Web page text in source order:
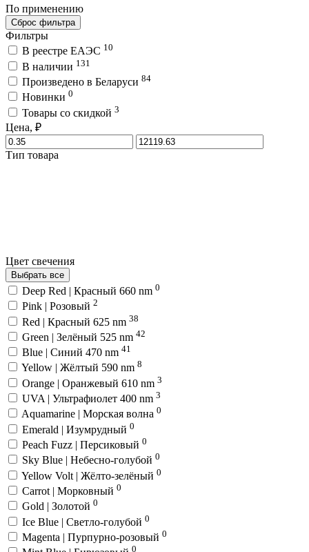
По применению
Сброс фильтра
Фильтры
В реестре ЕАЭС 10
В наличии 131
Произведено в Беларуси 84
Новинки 0
Товары со скидкой 3
Цена, ₽
Тип товара
Цвет свечения
Выбрать все
Deep Red | Красный 660 nm 0
Pink | Розовый 2
Red | Красный 625 nm 38
Green | Зелёный 525 nm 42
Blue | Синий 470 nm 41
Yellow | Жёлтый 590 nm 8
Orange | Оранжевый 610 nm 3
UVA | Ультрафиолет 400 nm 3
Aquamarine | Морская волна 0
Emerald | Изумрудный 0
Peach Fuzz | Персиковый 0
Sky Blue | Небесно-голубой 0
Yellow Volt | Жёлто-зелёный 0
Carrot | Морковный 0
Gold | Золотой 0
Ice Blue | Светло-голубой 0
Magenta | Пурпурно-розовый 0
0